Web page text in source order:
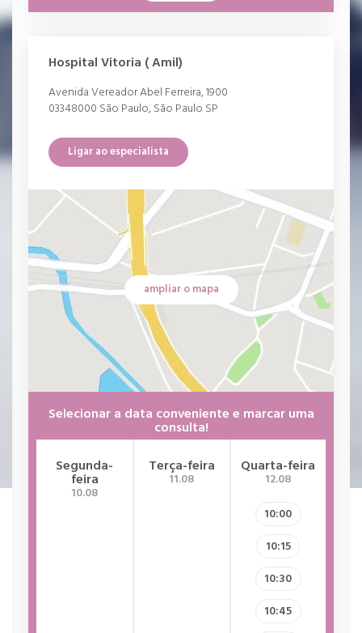
Hospital Vitoria ( Amil)
Avenida Vereador Abel Ferreira, 1900
03348000 São Paulo, São Paulo SP
Ligar ao especialista
ampliar o mapa
Selecionar a data conveniente e marcar uma
consulta!
Segunda-
feira
10.08
Terça-feira
11.08
Quarta-feira
12.08
10:00
10:15
10:30
10:45